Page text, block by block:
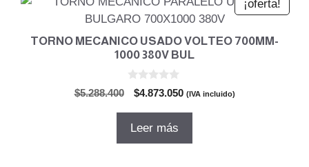
¡oferta!
TORNO MECANICO USADO VOLTEO 700MM-
1000 380V BUL
$5.288.400
El
original
$4.873.050El(IVA incluido)
Leer más